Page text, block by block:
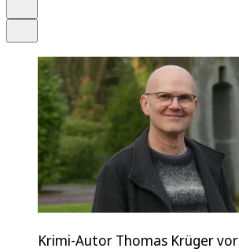
Krimi-Autor Thomas Krüger